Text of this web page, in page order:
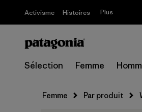
Activisme Histoires Plus
Sélection Femme
Femme Par produit